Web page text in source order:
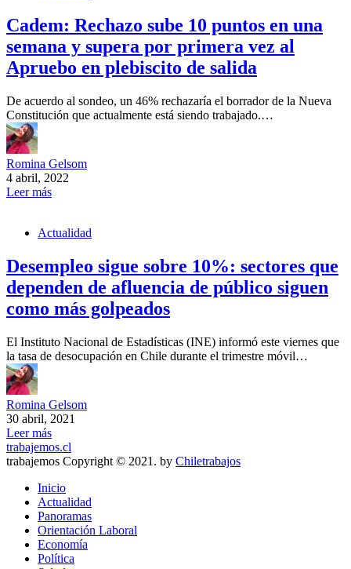
Cadem: Rechazo sube 10 puntos en una
semana y supera por primera vez al
Apruebo en plebiscito de salida
De acuerdo al sondeo, un 46% rechazaría el borrador de la Nueva
Constitución que actualmente está siendo trabajado.…
Romina Gelsom
4 abril, 2022
Leer más
Actualidad
Desempleo sigue sobre 10%: sectores que
dependen de afluencia de público siguen
como más golpeados
El Instituto Nacional de Estadísticas (INE) informó este viernes que
la tasa de desocupación en Chile durante el trimestre móvil…
Romina Gelsom
30 abril, 2021
Leer más
trabajemos.cl
trabajemos Copyright © 2021. by Chiletrabajos
Inicio
Actualidad
Panoramas
Orientación Laboral
Economía
Política